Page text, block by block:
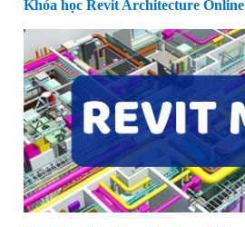
Khóa học Revit Architecture Online